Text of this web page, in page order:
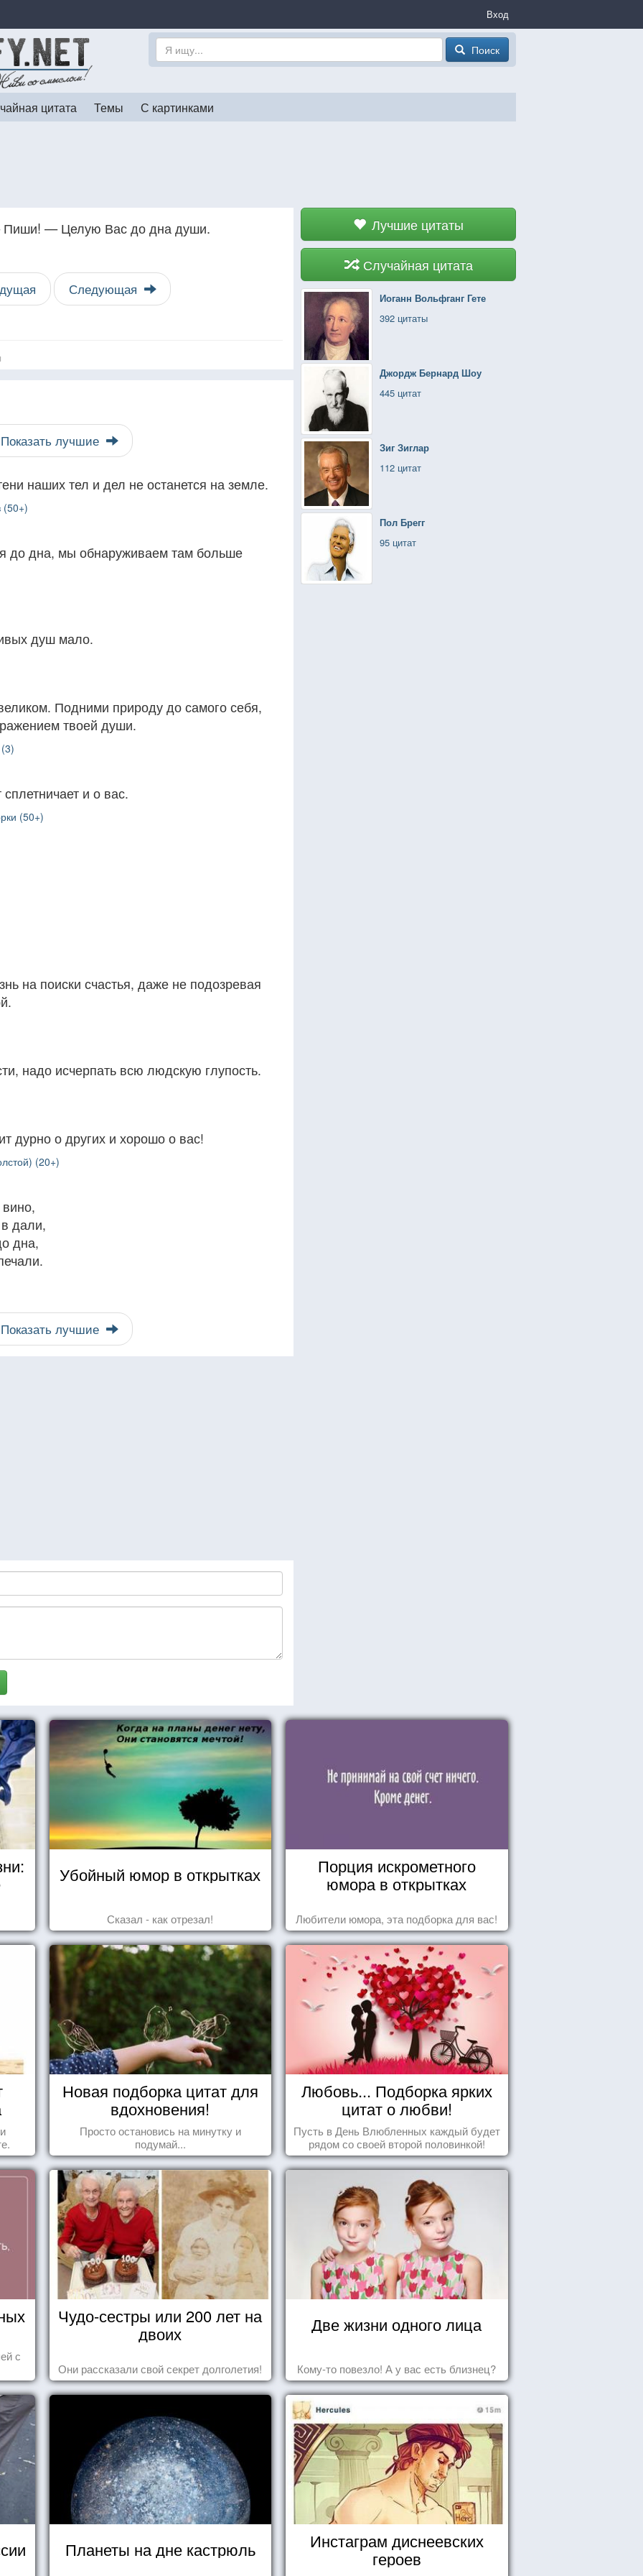
Вход
Поиск
цитата Темы С картинками
Лучшие цитаты
Случайная цитата
Иоганн Вольфганг Гете
392 цитаты
Джордж Бернард Шоу
445 цитат
Зиг Зиглар
112 цитат
Пол Брегг
95 цитат
Пиши! — Целую Вас до дна души.
Следующая
Показать лучшие
наших тел и дел не останется на земле.
(50+)
до дна, мы обнаруживаем там больше
душ мало.
Подними природу до самого себя,
твоей души.
и о вас.
(50+)
на поиски счастья, даже не подозревая
надо исчерпать всю людскую глупость.
дурно о других и хорошо о вас!
(20+)
дали,
дна,
Показать лучшие
Убойный юмор в открытках
Сказал - как отрезал!
Порция искрометного
юмора в открытках
Любители юмора, эта подборка для вас!
Новая подборка цитат для
вдохновения!
Просто остановись на минутку и
подумай...
Любовь... Подборка ярких
цитат о любви!
Пусть в День Влюбленных каждый будет
рядом со своей второй половинкой!
с
Чудо-сестры или 200 лет на
двоих
Они рассказали свой секрет долголетия!
Две жизни одного лица
Кому-то повезло! А у вас есть близнец?
Планеты на дне кастрюль
Инстаграм диснеевских
героев